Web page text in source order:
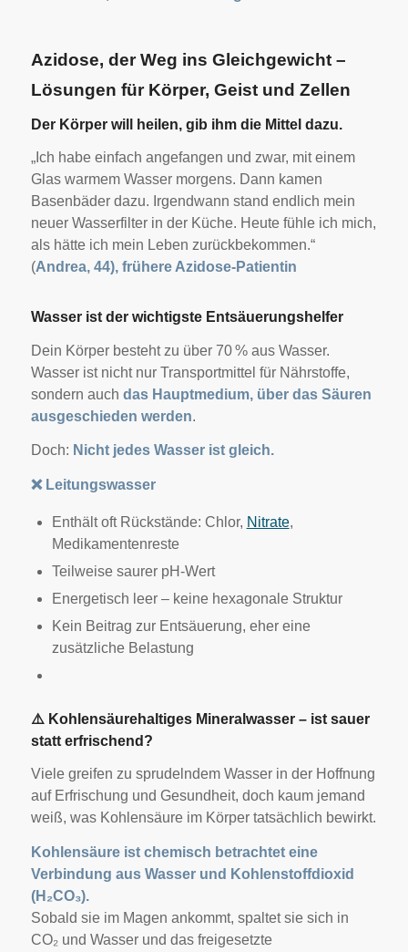
Azidose, der Weg ins Gleichgewicht –
Lösungen für Körper, Geist und Zellen
Der Körper will heilen, gib ihm die Mittel dazu.
„Ich habe einfach angefangen und zwar, mit einem
Glas warmem Wasser morgens. Dann kamen
Basenbäder dazu. Irgendwann stand endlich mein
neuer Wasserfilter in der Küche. Heute fühle ich mich,
als hätte ich mein Leben zurückbekommen.“
(Andrea, 44), frühere Azidose-Patientin
Wasser ist der wichtigste Entsäuerungshelfer
Dein Körper besteht zu über 70 % aus Wasser.
Wasser ist nicht nur Transportmittel für Nährstoffe,
sondern auch das Hauptmedium, über das Säuren
ausgeschieden werden.
Doch: Nicht jedes Wasser ist gleich.
❌Leitungswasser
Enthält oft Rückstände: Chlor, Nitrate,
Medikamentenreste
Teilweise saurer pH-Wert
Energetisch leer – keine hexagonale Struktur
Kein Beitrag zur Entsäuerung, eher eine
zusätzliche Belastung
⚠ ️ Kohlensäurehaltiges Mineralwasser – ist sauer
statt erfrischend?
Viele greifen zu sprudelndem Wasser in der Hoffnung
auf Erfrischung und Gesundheit, doch kaum jemand
weiß, was Kohlensäure im Körper tatsächlich bewirkt.
Kohlensäure ist chemisch betrachtet eine
Verbindung aus Wasser und Kohlenstoffdioxid
(H₂CO₃).
Sobald sie im Magen ankommt, spaltet sie sich in
CO₂ und Wasser und das freigesetzte